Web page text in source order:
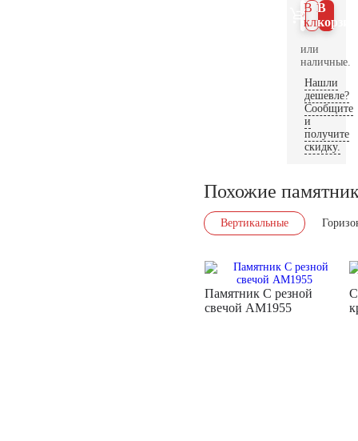
В
В 1
клик
или
наличные.
Нашли
дешевле?
Сообщите
и
получите
скидку.
Похожие
Вертикальные
Памятник С резной
свечой AM1955